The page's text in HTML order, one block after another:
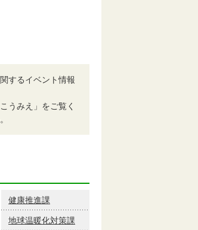
するイベント情報
こうみえ」をご覧く
健康推進課
地球温暖化対策課